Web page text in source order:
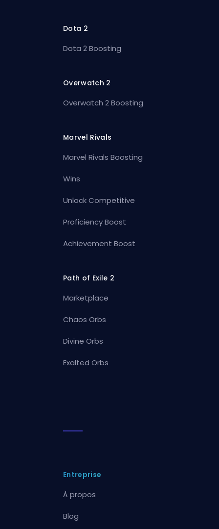
Dota 2
Dota 2 Boosting
Overwatch 2
Overwatch 2 Boosting
Marvel Rivals
Marvel Rivals Boosting
Wins
Unlock Competitive
Proficiency Boost
Achievement Boost
Path of Exile 2
Marketplace
Chaos Orbs
Divine Orbs
Exalted Orbs
Entreprise
À propos
Blog